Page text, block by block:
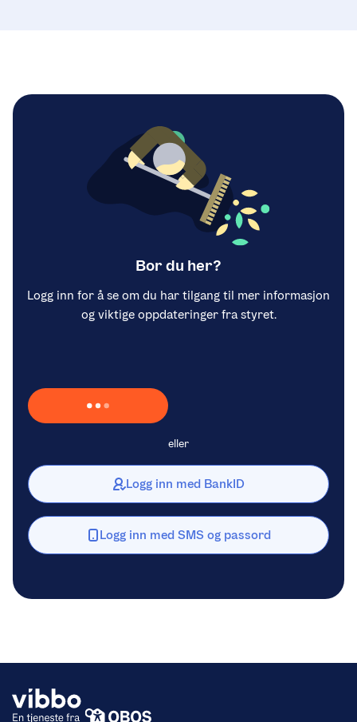
Bor du her?
Logg inn for å se om du har tilgang til mer informasjon
og viktige oppdateringer fra styret.
Laster inn Vipps …
eller
Logg inn med BankID
Logg inn med SMS og passord